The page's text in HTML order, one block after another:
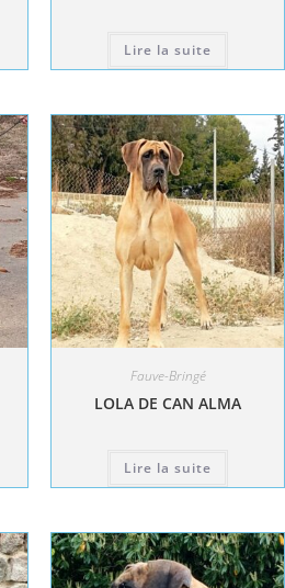
Lire la suite
Fauve-Bringé
LOLA DE CAN ALMA
Lire la suite